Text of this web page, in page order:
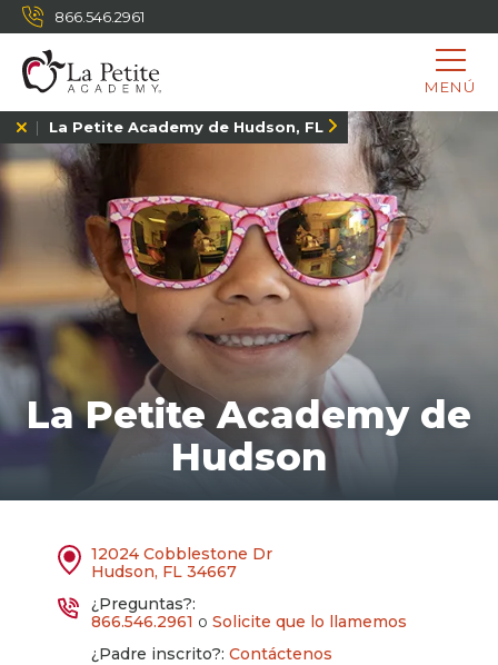
866.546.2961
MENÚ
La Petite Academy de Hudson, FL
La Petite Academy de
Hudson
12024 Cobblestone Dr
Hudson, FL 34667
¿Preguntas?:
866.546.2961 o Solicite que lo llamemos
¿Padre inscrito?: Contáctenos